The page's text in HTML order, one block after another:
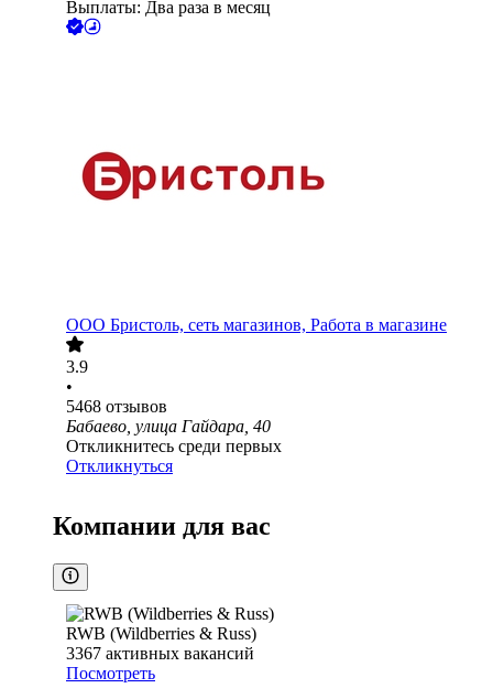
Выплаты: Два раза в месяц
ООО Бристоль, сеть магазинов, Работа в магазине
3.9
•
5468 отзывов
Бабаево, улица Гайдара, 40
Откликнитесь среди первых
Откликнуться
Компании для вас
RWB (Wildberries & Russ)
3367 активных вакансий
Посмотреть